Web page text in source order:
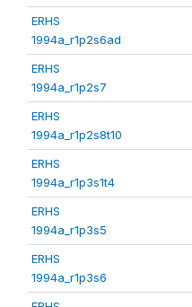
ERHS
1994a_r1p2s6ad
ERHS
1994a_r1p2s7
ERHS
1994a_r1p2s8t10
ERHS
1994a_r1p3s1t4
ERHS
1994a_r1p3s5
ERHS
1994a_r1p3s6